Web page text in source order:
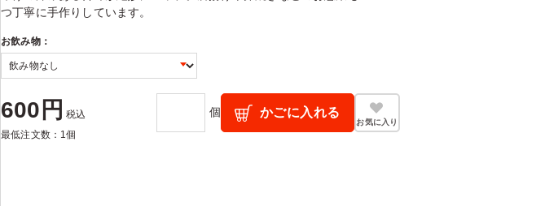
つ丁寧に手作りしています。
お飲み物：
600円 税込
最低注文数：1個
個 かごに入れる
お気に入り